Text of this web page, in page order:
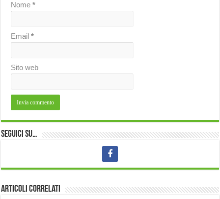
Nome*
Email*
Sito web
Seguici su…
Articoli correlati